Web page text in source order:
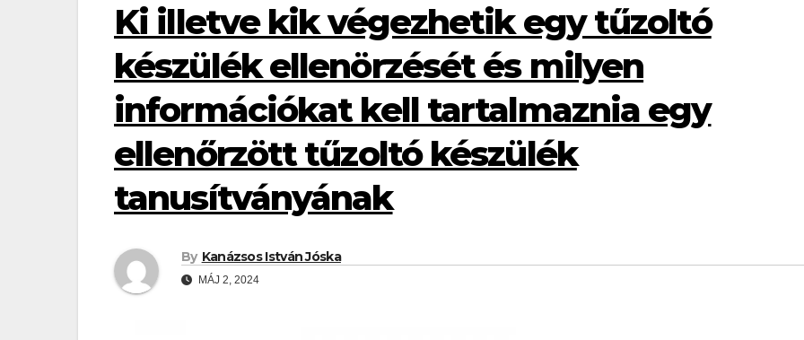
Ki illetve kik végezhetik egy tűzoltó
készülék ellenörzését és milyen
információkat kell tartalmaznia egy
ellenőrzött tűzoltó készülék
tanusítványának
By Kanázsos István Jóska
MÁJ 2, 2024